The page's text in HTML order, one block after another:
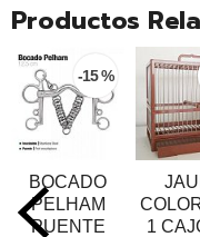
Productos
-15 %
BOCADO
PELHAM
PUENTE
1